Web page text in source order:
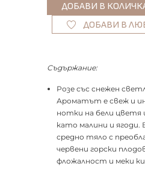
ДОБАВИ В
Съдържание:
Розе със снежен
Ароматът е свеж и
нотки на бели цветя
като малини и ягоди.
средно тяло с
червени горски
фложалност и меки